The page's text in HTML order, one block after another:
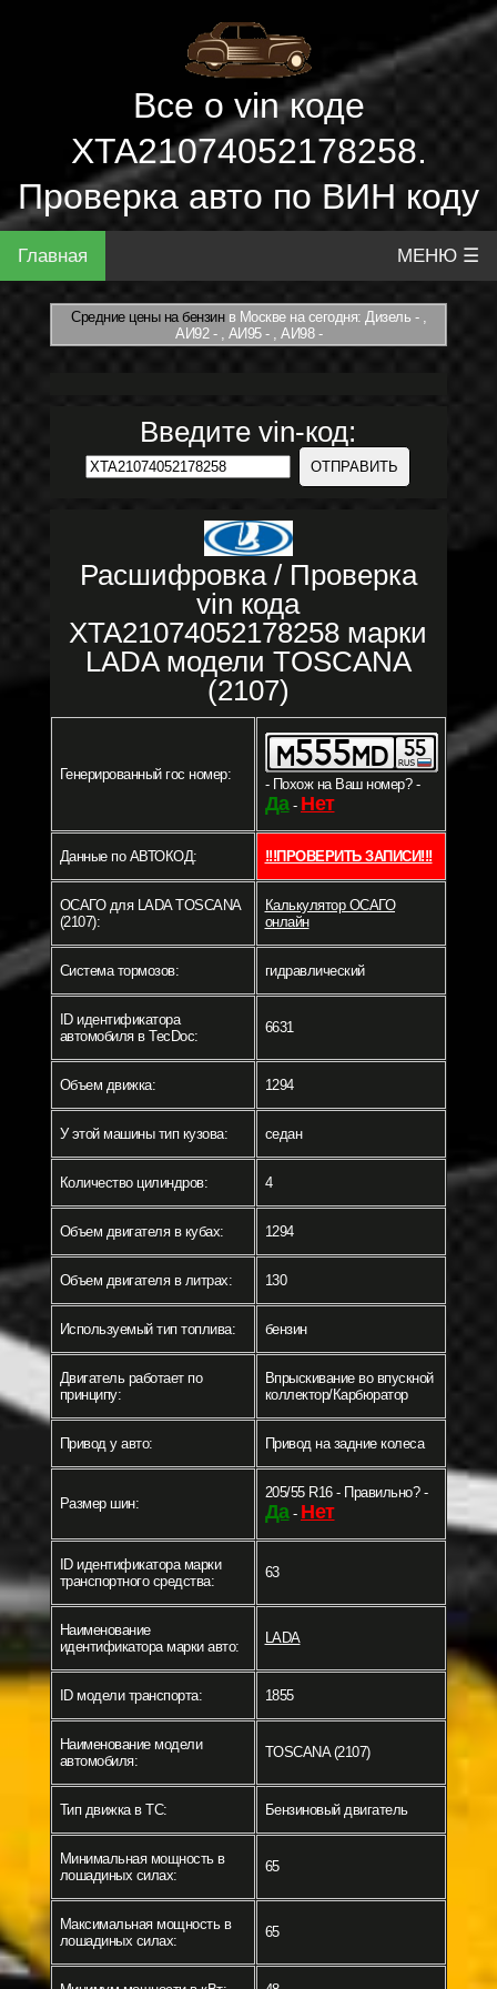
Все о vin коде
XTA21074052178258.
Проверка авто по ВИН коду
Главная МЕНЮ ☰
Средние цены на бензинв Москве на сегодня: Дизель - ,
АИ92 - , АИ95 - , АИ98 -
Введите vin-код:
Расшифровка / Проверка
vin кода
XTA21074052178258 марки
LADA модели TOSCANA
(2107)
Генерированный гос номер:
- Похож на Ваш номер? -
Да- Нет
Данные по АВТОКОД: !!!ПРОВЕРИТЬ ЗАПИСИ!!!
ОСАГО для LADA TOSCANA
(2107):
Калькулятор ОСАГО
онлайн
Система тормозов: гидравлический
ID идентификатора
автомобиля в TecDoc:
6631
Объем движка: 1294
У этой машины тип кузова: седан
Количество цилиндров: 4
Объем двигателя в кубах: 1294
Объем двигателя в литрах: 130
Используемый тип топлива: бензин
Двигатель работает по
принципу:
Впрыскивание во впускной
коллектор/Карбюратор
Привод у авто: Привод на задние колеса
Размер шин:
205/55 R16 - Правильно? -
Да- Нет
ID идентификатора марки
транспортного средства:
63
Наименование
идентификатора марки авто:
LADA
ID модели транспорта: 1855
Наименование модели
автомобиля:
TOSCANA (2107)
Тип движка в ТС: Бензиновый двигатель
Минимальная мощность в
лошадиных силах:
65
Максимальная мощность в
лошадиных силах:
65